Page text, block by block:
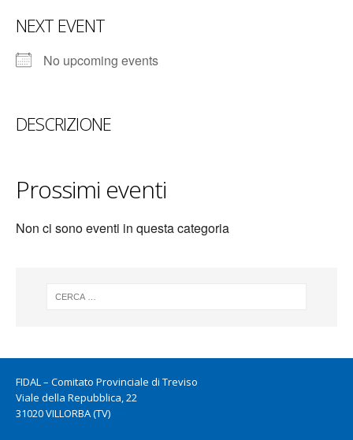
NEXT EVENT
No upcoming events
DESCRIZIONE
Prossimi eventi
Non ci sono eventi in questa categoria
FIDAL – Comitato Provinciale di Treviso
Viale della Repubblica, 22
31020 VILLORBA (TV)